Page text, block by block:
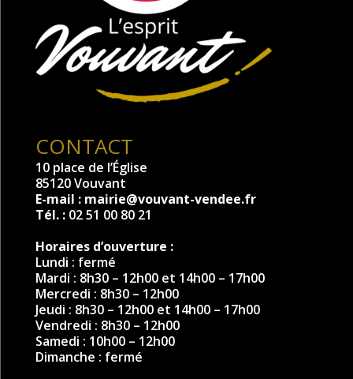
CONTACT
10 place de l’Église
85120 Vouvant
E-mail : mairie@vouvant-vendee.fr
Tél. : 02 51 00 80 21
Horaires d’ouverture :
Lundi : fermé
Mardi : 8h30 – 12h00 et 14h00 – 17h00
Mercredi : 8h30 – 12h00
Jeudi : 8h30 – 12h00 et 14h00 – 17h00
Vendredi : 8h30 – 12h00
Samedi : 10h00 – 12h00
Dimanche : fermé